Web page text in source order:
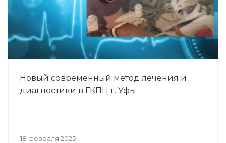
Новый современный метод лечения и
диагностики в ГКПЦ г. Уфы
18 февраля 2025